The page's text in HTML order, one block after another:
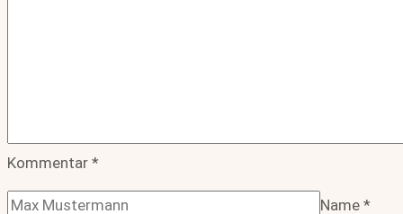
Kommentar *
Name *